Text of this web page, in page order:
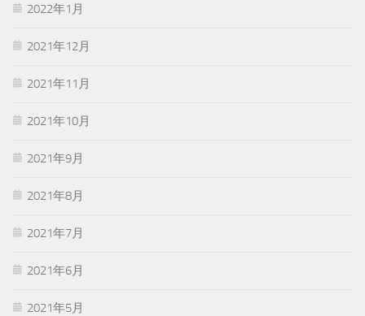
2022年1月
2021年12月
2021年11月
2021年10月
2021年9月
2021年8月
2021年7月
2021年6月
2021年5月